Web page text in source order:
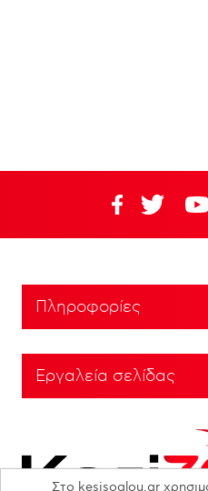
Πληροφορίες
Εργαλεία σελίδας
Στο kesisoglou.gr